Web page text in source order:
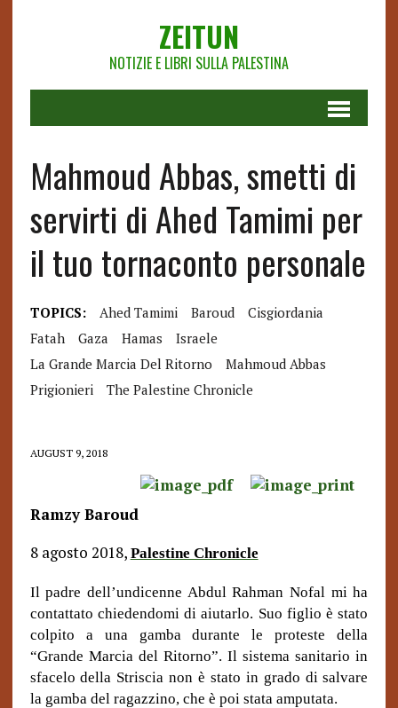
ZEITUN
NOTIZIE E LIBRI SULLA PALESTINA
Mahmoud Abbas, smetti di
servirti di Ahed Tamimi per
il tuo tornaconto personale
TOPICS: Ahed Tamimi Baroud
Cisgiordania
Fatah
Gaza Hamas
Israele
La Grande Marcia Del Ritorno
Mahmoud Abbas
Prigionieri
The Palestine Chronicle
AUGUST 9, 2018
Ramzy Baroud
8 agosto 2018, Palestine Chronicle
Il padre dell’undicenne Abdul Rahman Nofal mi ha
contattato chiedendomi di aiutarlo. Suo figlio è stato
colpito a una gamba durante le proteste della
“Grande Marcia del Ritorno”. Il sistema sanitario in
sfacelo della Striscia non è stato in grado di salvare
la gamba del ragazzino, che è poi stata amputata.